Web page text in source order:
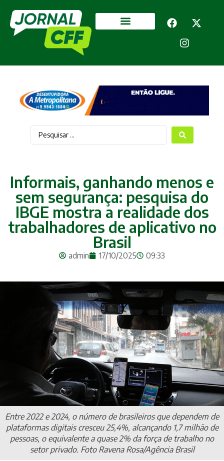
Informais, ganhando menos e
sem segurança: pesquisa do
IBGE mostra a realidade dos
trabalhadores de aplicativo no
Brasil
admin 17/10/2025 09:33
Entre 2022 e 2024, o número de brasileiros que dependem de
plataformas digitais cresceu 25,4%, alcançando 1,7 milhão de
pessoas, o equivalente a quase 2% da força de trabalho no
setor privado. Foto Ravena Rosa/Agência Brasil